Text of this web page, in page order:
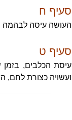
סעיף ח
העושה עיסה לבהמה
סעיף ט
עיסת הכלבים, בזמן
ועשויה כצורת לחם,